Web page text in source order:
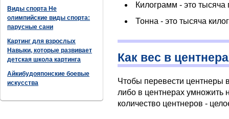
Виды спорта Не
олимпийские виды спорта:
парусные сани
Картинг для взрослых
Навыки, которые развивает
детская школа картинга
Айкибудояпонские боевые
искусства
Килограмм - это тысяча
Тонна - это тысяча
Как вес в
Чтобы перевести центнеры
либо в центнерах умножить
количество центнеров -